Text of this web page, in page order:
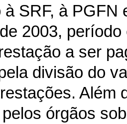
à SRF, à
2003,
a ser
divisão do
Além
órgãos